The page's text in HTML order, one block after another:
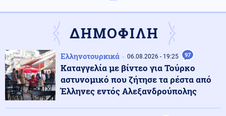
Κόσμος
Κι όμως... Τα ΜΜΕ της Βόρειας Κορέας προτείνουν
σούπα με κρέας σκύλου, ως διέξοδο στον καύσωνα
Κοινωνία
ΔΗΜΟΦΙΛΗ
Ελληνοτουρκικά 06.08.2026 - 19:25 97
Καταγγελία με βίντεο για Τούρκο
αστυνομικό που ζήτησε τα ρέστα από
Έλληνες εντός Αλεξανδρούπολης